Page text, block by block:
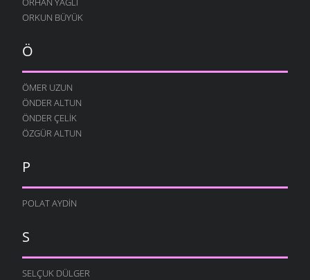
ORKUN BÜYÜK
Ö
ÖMER UZUN
ÖNDER ALTUN
ÖNDER ÇELIK
ÖZGÜR ALTUN
P
POLAT AYDIN
S
SELÇUK DÜLGER